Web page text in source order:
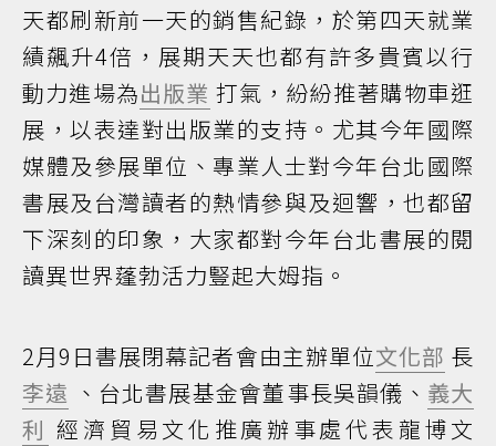
天都刷新前一天的銷售紀錄，於第四天就業
績飆升4倍，展期天天也都有許多貴賓以行
動力進場為出版業 打氣，紛紛推著購物車逛
展，以表達對出版業的支持。尤其今年國際
媒體及參展單位、專業人士對今年台北國際
書展及台灣讀者的熱情參與及迴響，也都留
下深刻的印象，大家都對今年台北書展的閱
讀異世界蓬勃活力豎起大姆指。
2月9日書展閉幕記者會由主辦單位文化部 長
李遠 、台北書展基金會董事長吳韻儀、 義大
利 經濟貿易文化推廣辦事處代表龍博文